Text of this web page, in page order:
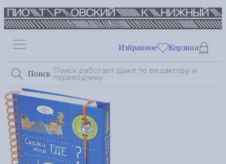
Поиск
Избранное Корзина